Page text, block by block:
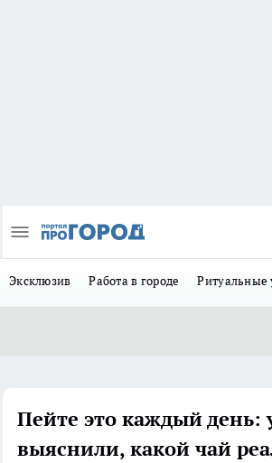
Эксклюзив Работа в городе Ритуальные
Пейте это каждый день:
выяснили, какой чай